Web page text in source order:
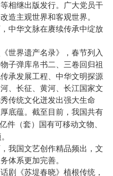
相继出版发行。广大党员干
造主观世界和客观世界。
中华文脉在赓续传承中绽放
世界遗产名录》，春节列入
子弹库帛书二、三卷回归祖
承发展工程、中华文明探源
、长征、黄河、长江国家文
传统文化迸发出强大生命
底蕴。截至目前，我国共有
亿件（套）国有可移动文物、
我国文艺创作精品频出，文
体系更加完善。
剧《苏堤春晓》植根传统，